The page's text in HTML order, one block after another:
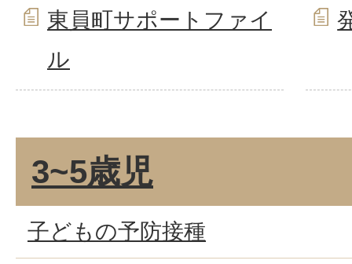
東員町サポートファイ
ル
3~5歳児
子どもの予防接種